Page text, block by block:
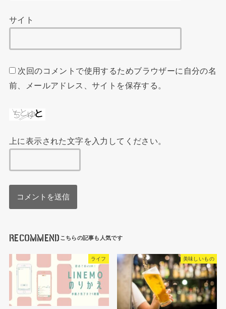
サイト
次回のコメントで使用するためブラウザーに自分の名
前、メールアドレス、サイトを保存する。
上に表示された文字を入力してください。
RECOMMEND
ライフ 美味しいもの